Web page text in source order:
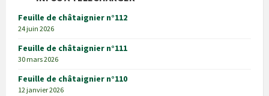
Feuille de châtaignier n°112
24 juin 2026
Feuille de châtaignier n°111
30 mars 2026
Feuille de châtaignier n°110
12 janvier 2026